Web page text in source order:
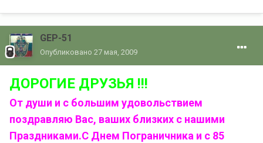
GEP-51
Опубликовано 27 мая, 2009
ДОРОГИЕ ДРУЗЬЯ !!!
От души и с большим удовольствием
поздравляю Вас, ваших близких с нашими
Праздниками.С Днем Пограничника и с 85